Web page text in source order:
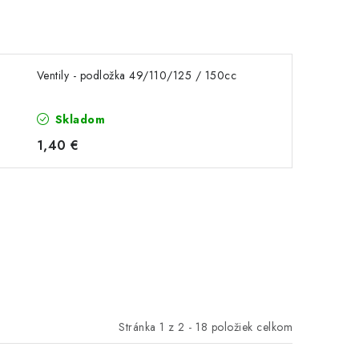
Ventily - podložka 49/110/125 / 150cc
Skladom
1,40 €
Stránka 1 z 2 - 18 položiek celkom